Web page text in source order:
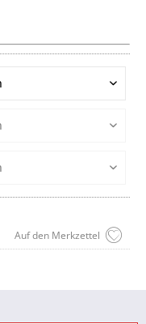
Auf den Merkzettel